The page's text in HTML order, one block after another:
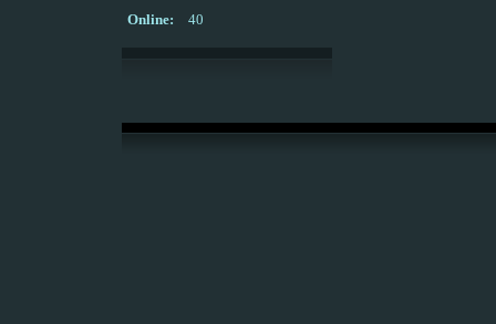
Online: 40